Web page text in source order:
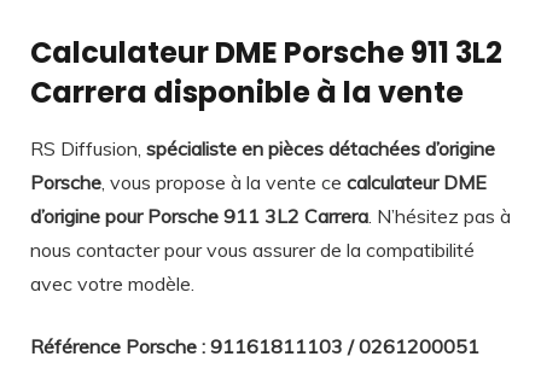
Calculateur DME Porsche 911 3L2
Carrera disponible à la vente
RS Diffusion, spécialiste en pièces détachées d’origine
Porsche , vous propose à la vente ce calculateur DME
d’origine pour Porsche 911 3L2 Carrera . N’hésitez pas à
nous contacter pour vous assurer de la compatibilité
avec votre modèle.
Référence Porsche : 91161811103 / 0261200051